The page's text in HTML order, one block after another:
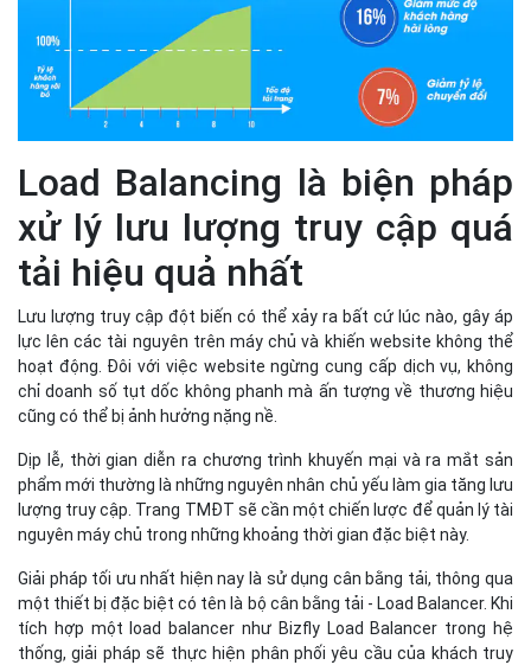
Load Balancing là biện pháp
xử lý lưu lượng truy cập quá
tải hiệu quả nhất
Lưu lượng truy cập đột biến có thể xảy ra bất cứ lúc nào, gây áp
lực lên các tài nguyên trên máy chủ và khiến website không thể
hoạt động. Đôi với việc website ngừng cung cấp dịch vụ, không
chỉ doanh số tụt dốc không phanh mà ấn tượng về thương hiệu
cũng có thể bị ảnh hưởng nặng nề.
Dịp lễ, thời gian diễn ra chương trình khuyến mại và ra mắt sản
phẩm mới thường là những nguyên nhân chủ yếu làm gia tăng lưu
lượng truy cập. Trang TMĐT sẽ cần một chiến lược để quản lý tài
nguyên máy chủ trong những khoảng thời gian đặc biệt này.
Giải pháp tối ưu nhất hiện nay là sử dụng cân bằng tải, thông qua
một thiết bị đặc biệt có tên là bộ cân bằng tải - Load Balancer. Khi
tích hợp một load balancer như Bizfly Load Balancer trong hệ
thống, giải pháp sẽ thực hiện phân phối yêu cầu của khách truy